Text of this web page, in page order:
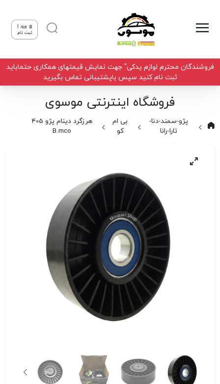
ورود |
ثبت نام
فروشندگان محترم لوازم یدکی" جهت نمایش قیمتهای همکاری حتماباید
ثبت نام کنید سپس باپشتیبانی تماس بگیرید
فروشگاه اینترنتی موسوی
پژو-سمند-دنا-
تارا-رانا
بی ام
کو
هرزگرد دینام پژو 405
B.mco